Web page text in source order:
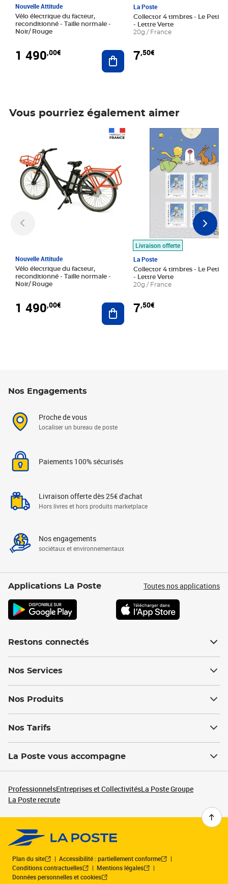
Nouvelle Attitude
Vélo électrique du facteur,
reconditionné - Taille normale -
Noir/ Rouge
1 490,00€ Ajouter au panier
La Poste
Collector 4 timbres - Le Petit
- Lettre Verte
20g / France
7,50€
Vous pourriez également aimer
Nouvelle Attitude
Vélo électrique du facteur,
reconditionné - Taille normale -
Noir/ Rouge
1 490,00€ Ajouter au panier
Livraison offerte
La Poste
Collector 4 timbres - Le Petit
- Lettre Verte
20g / France
7,50€
Prix 7,50€
Nos Engagements
Proche de vous
Localiser un bureau de poste
Paiements 100% sécurisés
Livraison offerte dès 25€ d'achat
Hors livres et hors produits marketplace
Nos engagements
sociétaux et environnementaux
Applications La Poste Toutes nos applications
Restons connectés
Nos Services
Nos Produits
Nos Tarifs
La Poste vous accompagne
ProfessionnelsEntreprises et CollectivitésLa Poste Groupe
La Poste recrute
Plan du site
Accessibilité : partiellement conforme
Conditions contractuelles
Mentions légales
Données personnelles et cookies